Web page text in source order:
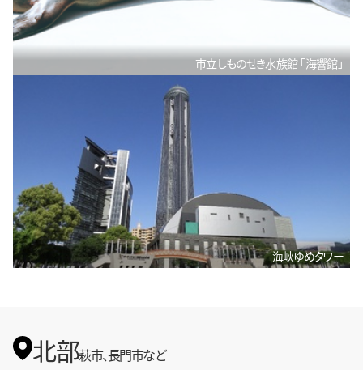
市立しものせき水族館 「海響館」
海峡ゆめタワー
北部萩市、長門市など